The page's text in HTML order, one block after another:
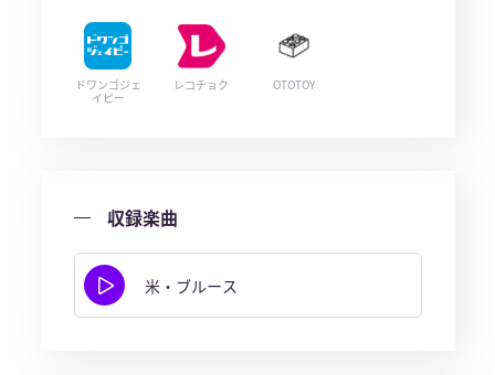
ドワンゴジェ
イピー
レコチョク OTOTOY
収録楽曲
米・ブルース